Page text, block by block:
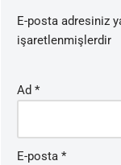
E-posta adresiniz
işaretlenmişlerdir
Ad *
E-posta *